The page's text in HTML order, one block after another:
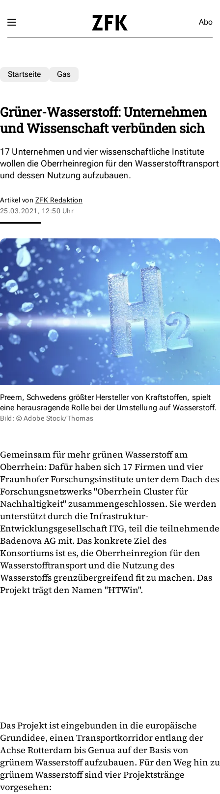
Abo
Startseite Gas
Grüner-Wasserstoff: Unternehmen
und Wissenschaft verbünden sich
17 Unternehmen und vier wissenschaftliche Institute
wollen die Oberrheinregion für den Wasserstofftransport
und dessen Nutzung aufzubauen.
Artikel von ZFK Redaktion
25.03.2021, 12:50 Uhr
Preem, Schwedens größter Hersteller von Kraftstoffen, spielt
eine herausragende Rolle bei der Umstellung auf Wasserstoff.
Bild: © Adobe Stock/Thomas
Gemeinsam für mehr grünen Wasserstoff am
Oberrhein: Dafür haben sich 17 Firmen und vier
Fraunhofer Forschungsinstitute unter dem Dach des
Forschungsnetzwerks "Oberrhein Cluster für
Nachhaltigkeit" zusammengeschlossen. Sie werden
unterstützt durch die Infrastruktur-
Entwicklungsgesellschaft ITG, teil die teilnehmende
Badenova AG mit. Das konkrete Ziel des
Konsortiums ist es, die Oberrheinregion für den
Wasserstofftransport und die Nutzung des
Wasserstoffs grenzübergreifend fit zu machen. Das
Projekt trägt den Namen "HTWin".
Das Projekt ist eingebunden in die europäische
Grundidee, einen Transportkorridor entlang der
Achse Rotterdam bis Genua auf der Basis von
grünem Wasserstoff aufzubauen. Für den Weg hin zu
grünem Wasserstoff sind vier Projektstränge
vorgesehen: